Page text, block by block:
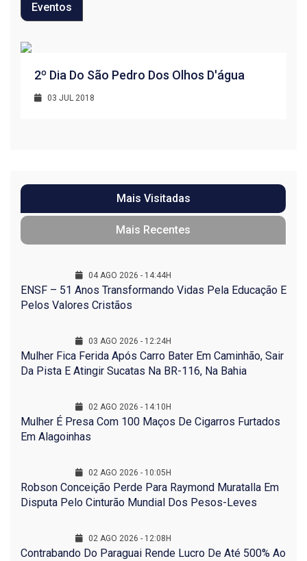
Eventos
2º Dia Do São Pedro Dos Olhos D'água
03 JUL 2018
Mais Visitadas
Mais Recentes
04 AGO 2026 - 14:44H
ENSF – 51 Anos Transformando Vidas Pela Educação E
Pelos Valores Cristãos
03 AGO 2026 - 12:24H
Mulher Fica Ferida Após Carro Bater Em Caminhão, Sair
Da Pista E Atingir Sucatas Na BR-116, Na Bahia
02 AGO 2026 - 14:10H
Mulher É Presa Com 100 Maços De Cigarros Furtados
Em Alagoinhas
02 AGO 2026 - 10:05H
Robson Conceição Perde Para Raymond Muratalla Em
Disputa Pelo Cinturão Mundial Dos Pesos-Leves
02 AGO 2026 - 12:08H
Contrabando Do Paraguai Rende Lucro De Até 500% Ao